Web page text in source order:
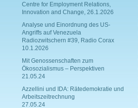
Centre for Employment Relations,
Innovation and Change, 26.1.2026
Analyse und Einordnung des US-
Angriffs auf Venezuela
Radiozwitschern #39, Radio Corax
10.1.2026
Mit Genossenschaften zum
Ökosozialismus – Perspektiven
21.05.24
Azzellini und IDA: Rätedemokratie und
Arbeitszeitrechnung
27.05.24